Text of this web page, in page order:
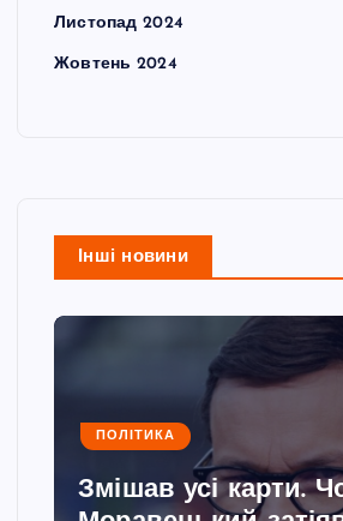
Листопад 2024
Жовтень 2024
Інші новини
ПОЛІТИКА
Змішав усі карти.